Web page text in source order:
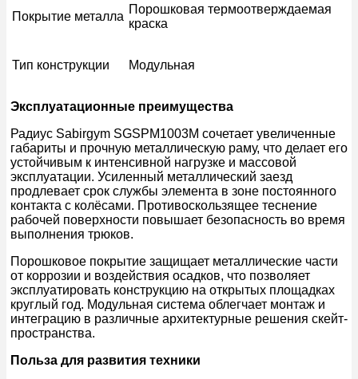
Покрытие металла
Порошковая термоотверждаемая
краска
Тип конструкции Модульная
Эксплуатационные преимущества
Радиус Sabirgym SGSPM1003М сочетает увеличенные
габариты и прочную металлическую раму, что делает его
устойчивым к интенсивной нагрузке и массовой
эксплуатации. Усиленный металлический заезд
продлевает срок службы элемента в зоне постоянного
контакта с колёсами. Противоскользящее теснение
рабочей поверхности повышает безопасность во время
выполнения трюков.
Порошковое покрытие защищает металлические части
от коррозии и воздействия осадков, что позволяет
эксплуатировать конструкцию на открытых площадках
круглый год. Модульная система облегчает монтаж и
интеграцию в различные архитектурные решения скейт-
пространства.
Польза для развития техники